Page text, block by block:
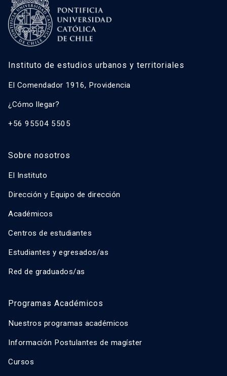
Instituto de estudios urbanos y territoriales
El Comendador 1916, Providencia
¿Cómo llegar?
+56 95504 5505
Sobre nosotros
El Instituto
Dirección y Equipo de dirección
Académicos
Centros de estudiantes
Estudiantes y egresados/as
Red de graduados/as
Programas Académicos
Nuestros programas académicos
Información Postulantes de magíster
Cursos